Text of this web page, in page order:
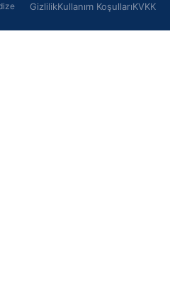
GizlilikKullanım KoşullarıKVKK